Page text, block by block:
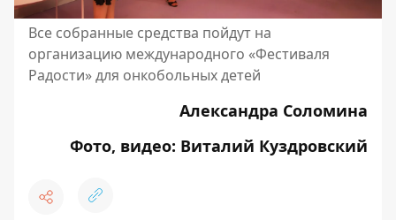
Все собранные средства пойдут на
организацию международного «Фестиваля
Радости» для онкобольных детей
Александра Соломина
Фото, видео: Виталий Куздровский